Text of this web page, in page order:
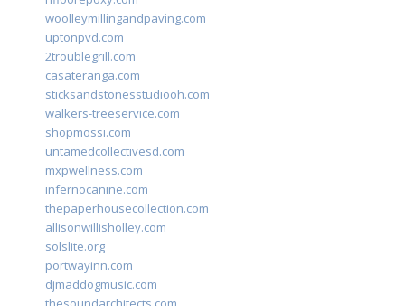
woolleymillingandpaving.com
uptonpvd.com
2troublegrill.com
casateranga.com
sticksandstonesstudiooh.com
walkers-treeservice.com
shopmossi.com
untamedcollectivesd.com
mxpwellness.com
infernocanine.com
thepaperhousecollection.com
allisonwillisholley.com
solslite.org
portwayinn.com
djmaddogmusic.com